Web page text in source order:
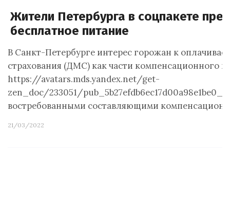
Жители Петербурга в соцпакете
бесплатное питание
В Санкт-Петербурге интерес горожан к
страхования (ДМС) как части компенсационного
https://avatars.mds.yandex.net/get-
zen_doc/233051/
востребованными составляющими
21/03/2022